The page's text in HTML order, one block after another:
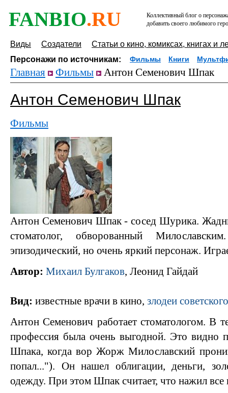
FANBIO.RU
Коллективный блог о
добавить своего любимого
Виды Создатели
Статьи о кино, комиксах, книгах и
Персонажи по источникам:
Фильмы Книги
Главная Фильмы Антон Семенович Шпак
Антон Семенович Шпак
Фильмы
Антон Семенович Шпак - сосед Шурика.
стоматолог, обворованный
эпизодический, но очень яркий персонаж.
Автор: Михаил Булгаков, Леонид Гайдай
Вид: известные врачи в кино, злодеи
Антон Семенович работает стоматологом. В
профессия была очень выгодной. Это видно
Шпака, когда вор Жорж Милославский
попал..."). Он нашел облигации, деньги,
одежду. При этом Шпак считает, что нажил